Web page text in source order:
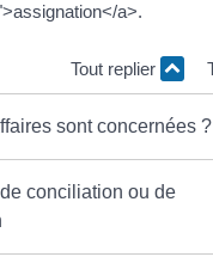
a>.
Tout replier
sont concernées ?
conciliation ou de